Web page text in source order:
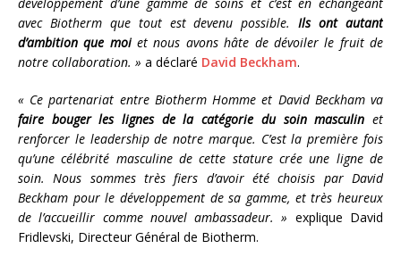
avec Biotherm que tout est devenu possible.Ils ont autant
d’ambition que moiet nous avons hâte de dévoiler le fruit de
notre collaboration. » a déclaré David Beckham.
« Ce partenariat entre Biotherm Homme et David Beckham va
faire bouger les lignes de la catégorie du soin masculin et
renforcer le leadership de notre marque. C’est la première fois
qu’une célébrité masculine de cette stature crée une ligne de
soin. Nous sommes très fiers d’avoir été choisis par David
Beckham pour le développement de sa gamme, et très heureux
de l’accueillir comme nouvel ambassadeur. » explique David
Fridlevski, Directeur Général de Biotherm.